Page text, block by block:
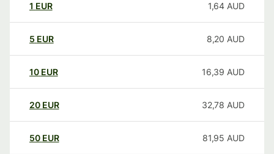
1 EUR 1,64 AUD
5 EUR 8,20 AUD
10 EUR 16,39 AUD
20 EUR 32,78 AUD
50 EUR 81,95 AUD